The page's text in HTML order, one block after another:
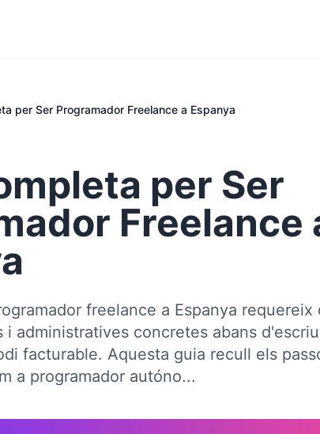
per Ser Programador Freelance a Espanya
per Ser
Freelance
freelance a Espanya requereix
i administratives concretes abans
facturable. Aquesta guia recull els
a programador autóno...